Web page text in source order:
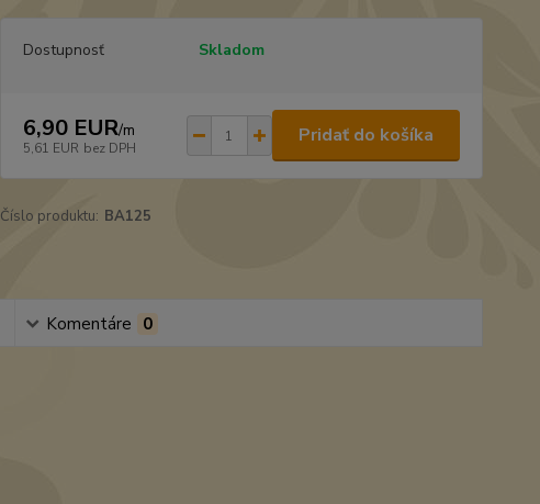
Dostupnosť Skladom
6,90 EUR/m
5,61 EUR bez DPH
Pridať do košíka
Číslo produktu: BA125
Komentáre 0